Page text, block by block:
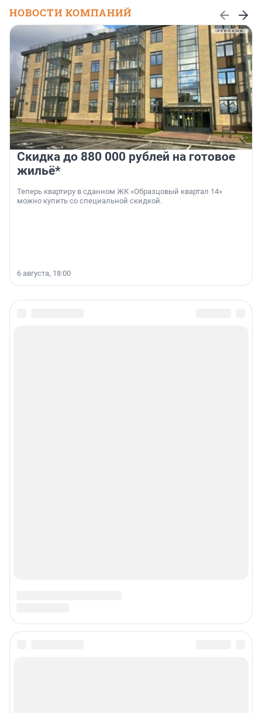
НОВОСТИ КОМПАНИЙ
Скидка до 880 000 рублей на готовое
жильё*
Теперь квартиру в сданном ЖК «Образцовый квартал 14»
можно купить со специальной скидкой.
6 августа, 18:00